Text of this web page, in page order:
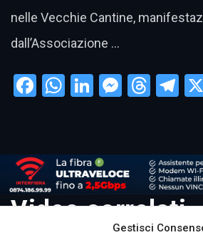
Gestisci
nelle Vecchie Cantine,
dall’Associazione …
Facebook
WhatsApp
LinkedIn
Video correlati